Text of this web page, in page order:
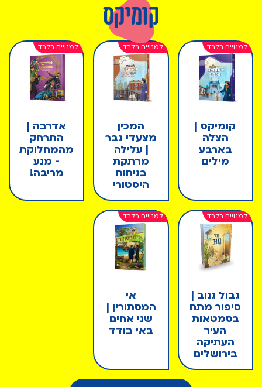
קומיקס
קומיקס |
הצלה
בארבע
מילים
המכין
מצעדי גבר
| עלילה
מרתקת
בניחוח
היסטורי
אדרבה |
התרחק
מהמחלוקת
- מנע
מריבה!
גבול גנוב |
סיפור מתח
בסמטאות
העיר
העתיקה
בירושלים
אי
המסתורין |
שני אחים
באי בודד